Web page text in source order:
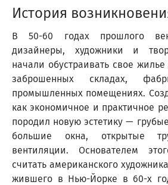
История
В 50-60 годах прошлого
дизайнеры, художники и
начали обустраивать свое
заброшенных складах,
промышленных помещениях.
как экономичное и практичное
породил новую эстетику —
большие окна, открытые
вентиляции. Основателем
считать американского
жившего в Нью-Йорке в 60-х